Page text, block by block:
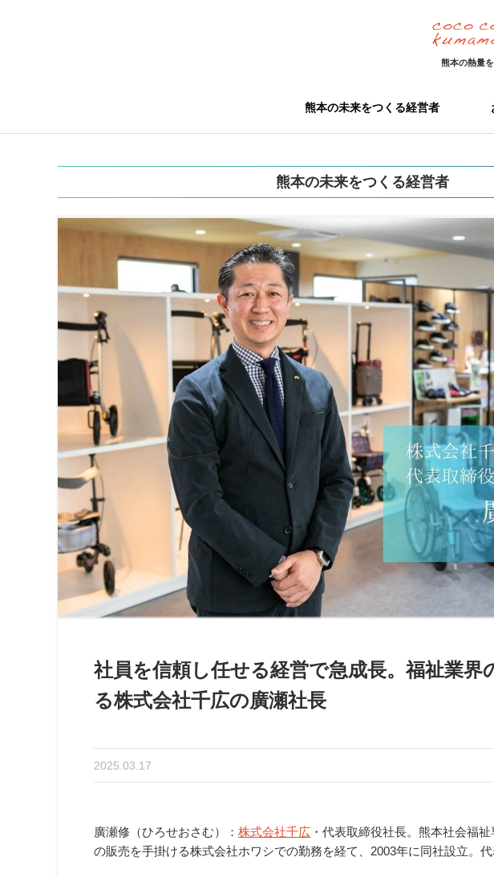
熊本の熱量
熊本の未来をつくる経営者
熊本の未来をつくる経営者
社員を信頼し任せる経営で急成長。福祉業界
る株式会社千広の廣瀬社長
2025.03.17
廣瀬修（ひろせおさむ）： 株式会社千広 ・代表取締役社長。熊本社会福
の販売を手掛ける株式会社ホワシでの勤務を経て、2003年に同社設立。代